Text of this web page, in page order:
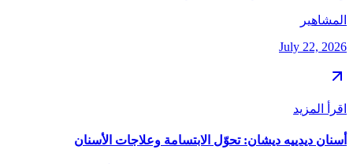
المشاهير
July 22, 2026
اقرأ المزيد
أسنان ديدييه ديشان: تحوّل الابتسامة وعلاجات الأسنان